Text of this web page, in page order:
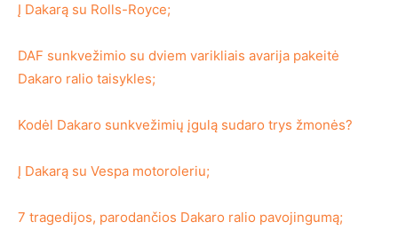
Į Dakarą su Rolls-Royce;
DAF sunkvežimio su dviem varikliais avarija pakeitė
Dakaro ralio taisykles;
Kodėl Dakaro sunkvežimių įgulą sudaro trys žmonės?
Į Dakarą su Vespa motoroleriu;
7 tragedijos, parodančios Dakaro ralio pavojingumą;